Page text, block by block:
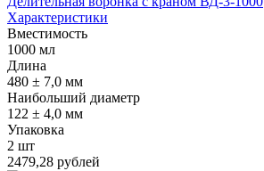
Характеристики
Вместимость
1000 мл
Длина
480 ± 7,0 мм
Наибольший диаметр
122 ± 4,0 мм
Упаковка
2 шт
2479,28 рублей